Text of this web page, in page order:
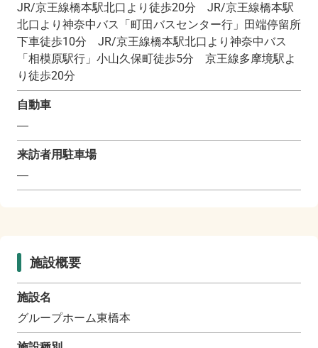
JR/京王線橋本駅北口より徒歩20分 JR/京王線橋本駅
北口より神奈中バス「町田バスセンター行」田端停留所
下車徒歩10分 JR/京王線橋本駅北口より神奈中バス
「相模原駅行」小山久保町徒歩5分 京王線多摩境駅よ
り徒歩20分
自動車
―
来訪者用駐車場
―
施設概要
施設名
グループホーム東橋本